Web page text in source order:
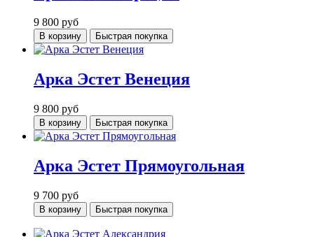
9 800 руб
В корзину Быстрая покупка
Арка Эстет Венеция
9 800 руб
В корзину Быстрая покупка
Арка Эстет Прямоугольная
9 700 руб
В корзину Быстрая покупка